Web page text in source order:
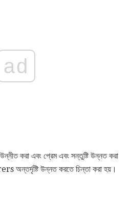
ad
করা এবং প্রেম এবং সন্তুষ্টি উন্নত করা
উন্নত করতে চিন্তা করা হয়।